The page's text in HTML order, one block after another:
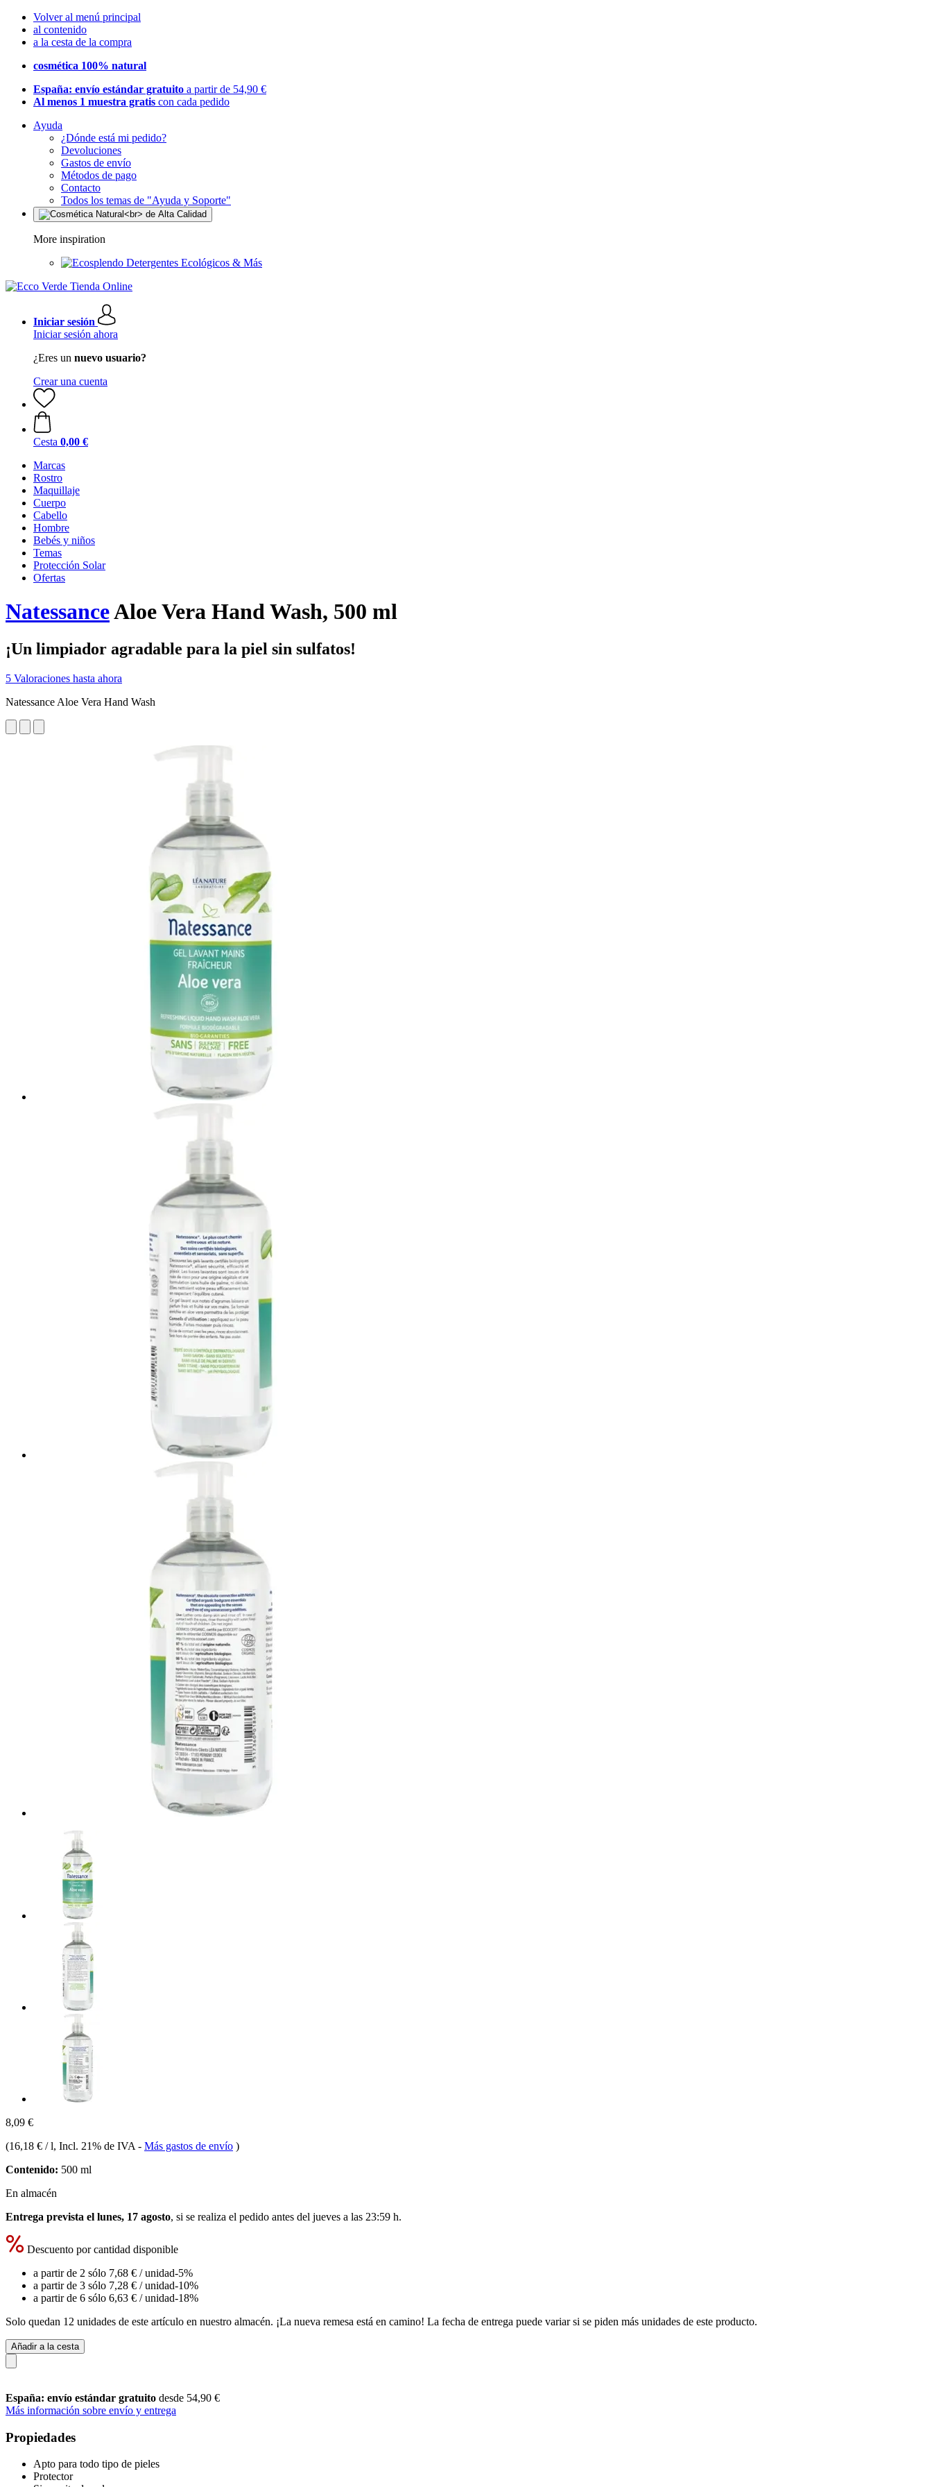
Volver al menú principal
al contenido
a la cesta de la compra
cosmética 100% natural
España: envío estándar gratuito a partir de 54,90 €
Al menos 1 muestra gratis con cada pedido
Ayuda
¿Dónde está mi pedido?
Devoluciones
Gastos de envío
Métodos de pago
Contacto
Todos los temas de "Ayuda y Soporte"
More inspiration
Detergentes Ecológicos & Más
Iniciar sesión
Iniciar sesión ahora
¿Eres un nuevo usuario?
Crear una cuenta
Cesta 0,00 €
Marcas
Rostro
Maquillaje
Cuerpo
Cabello
Hombre
Bebés y niños
Temas
Protección Solar
Ofertas
NatessanceAloe Vera Hand Wash, 500 ml
¡Un limpiador agradable para la piel sin sulfatos!
5 Valoraciones hasta ahora
Natessance Aloe Vera Hand Wash
8,09 €
(16,18 € / l, Incl. 21% de IVA - Más gastos de envío )
Contenido: 500 ml
En almacén
Entrega prevista el lunes, 17 agosto, si se realiza el pedido antes del jueves a las 23:59 h.
Descuento por cantidad disponible
a partir de 2 sólo 7,68 € / unidad-5%
a partir de 3 sólo 7,28 € / unidad-10%
a partir de 6 sólo 6,63 € / unidad-18%
Solo quedan 12 unidades de este artículo en nuestro almacén. ¡La nueva remesa está en camino! La fecha de entrega puede variar si se piden más unidades de este producto.
Añadir a la cesta
España: envío estándar gratuito desde 54,90 €
Más información sobre envío y entrega
Propiedades
Apto para todo tipo de pieles
Protector